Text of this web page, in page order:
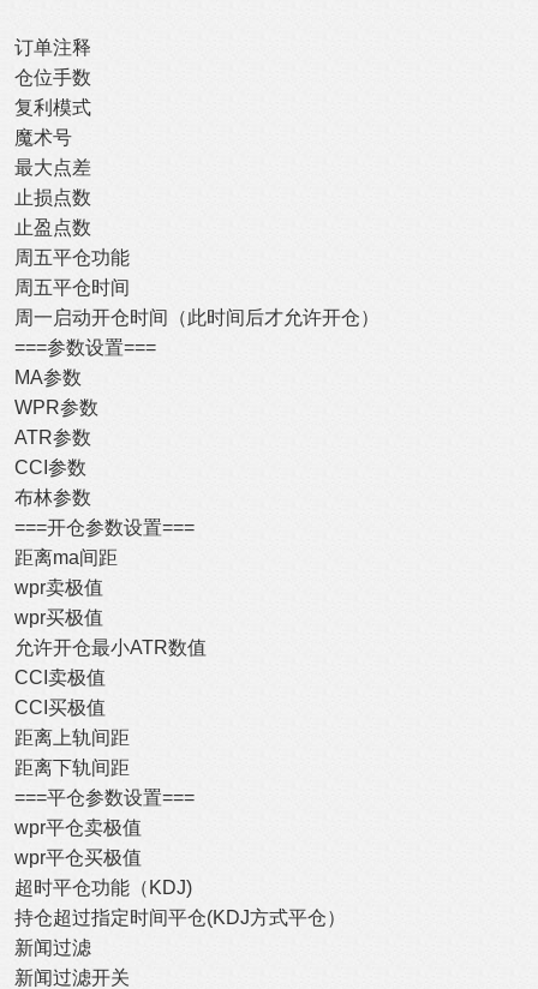
订单注释
仓位手数
复利模式
魔术号
最大点差
止损点数
止盈点数
周五平仓功能
周五平仓时间
周一启动开仓时间（此时间后才允许开仓）
===参数设置===
MA参数
WPR参数
ATR参数
CCI参数
布林参数
===开仓参数设置===
距离ma间距
wpr卖极值
wpr买极值
允许开仓最小ATR数值
CCI卖极值
CCI买极值
距离上轨间距
距离下轨间距
===平仓参数设置===
wpr平仓卖极值
wpr平仓买极值
超时平仓功能（KDJ)
持仓超过指定时间平仓(KDJ方式平仓）
新闻过滤
新闻过滤开关